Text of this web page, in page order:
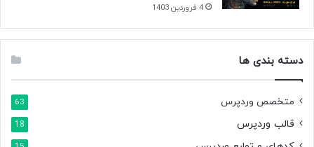
4 فروردین 1403
دسته بندی ها
متخصص وردپرس 63
قالب وردپرس 18